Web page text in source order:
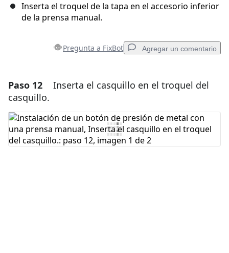
Inserta el troquel de la tapa en el accesorio inferior
de la prensa manual.
Pregunta a FixBot Agregar un comentario
Agregar un comentario
Agregar Comentario
Paso 12
Inserta el casquillo en el troquel del
casquillo.